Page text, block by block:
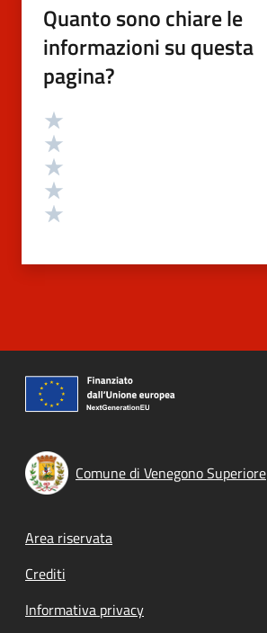
Quanto sono chiare le
informazioni su questa
pagina?
Valutazione
Comune di Venegono Superiore
Footer menu
Area riservata
Crediti
Informativa privacy